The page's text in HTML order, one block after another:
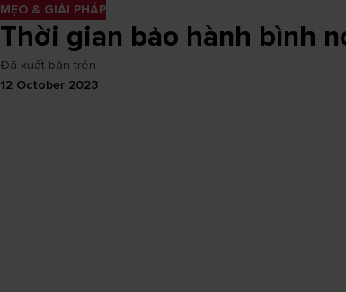
MẸO & GIẢI PHÁP
Thời gian bảo hành bình
Đã xuất bản trên
12 October 2023